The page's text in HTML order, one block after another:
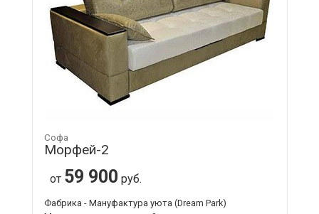
Софа
Морфей-2
от 59 900 руб.
Фабрика - Мануфактура уюта (Dream Park)